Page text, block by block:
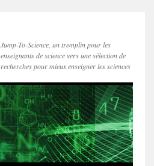
Jump-To-Science, un tremplin pour les
enseignants de science vers une sélection de
recherches pour mieux enseigner les sciences